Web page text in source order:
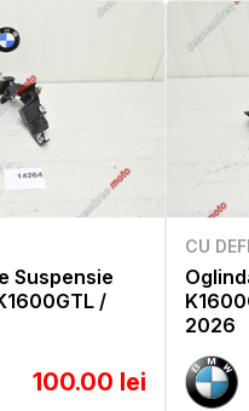
Suspensie
/
100.00 lei
CU
2026